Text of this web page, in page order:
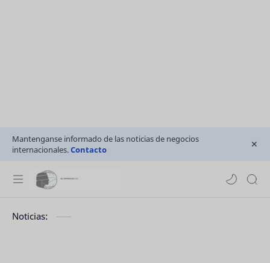
Mantenganse informado de las noticias de negocios
internacionales.Contacto
Noticias: